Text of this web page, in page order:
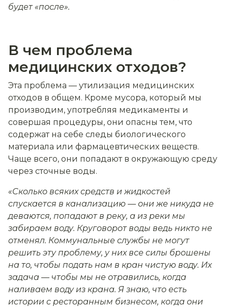
будет «после».
В чем проблема
медицинских отходов?
Эта проблема — утилизация медицинских
отходов в общем. Кроме мусора, который мы
производим, употребляя медикаменты и
совершая процедуры, они опасны тем, что
содержат на себе следы биологического
материала или фармацевтических веществ.
Чаще всего, они попадают в окружающую среду
через сточные воды.
«Сколько всяких средств и жидкостей
спускается в канализацию — они же никуда не
деваются, попадают в реку, а из реки мы
забираем воду. Круговорот воды ведь никто не
отменял. Коммунальные службы не могут
решить эту проблему, у них все силы брошены
на то, чтобы подать нам в кран чистую воду. Их
задача — чтобы мы не отравились, когда
наливаем воду из крана. Я знаю, что есть
истории с ресторанным бизнесом, когда они